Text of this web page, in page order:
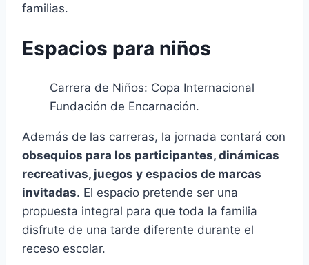
familias.
Espacios para niños
Carrera de Niños: Copa Internacional
Fundación de Encarnación.
Además de las carreras, la jornada contará con
obsequios para los participantes, dinámicas
recreativas, juegos y espacios de marcas
invitadas. El espacio pretende ser una
propuesta integral para que toda la familia
disfrute de una tarde diferente durante el
receso escolar.